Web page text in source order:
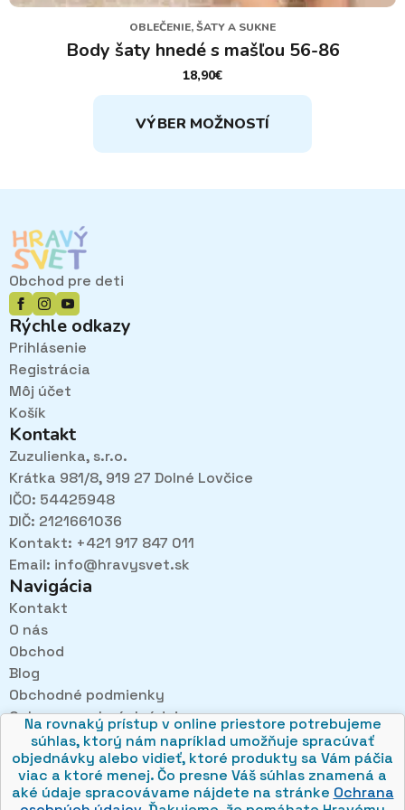
načúvame malým aj veľkým, aby sme zistili, čo sa Vám
v obchode páči najviac a mohli sa tak posúvať vpred.
Na rovnaký prístup v online priestore potrebujeme
súhlas, ktorý nám napríklad umožňuje spracúvať
objednávky alebo vidieť, ktoré produkty sa Vám páčia
viac a ktoré menej. Čo presne Váš súhlas znamená a
aké údaje spracovávame nájdete na stránke Ochrana
OBLEČENIE, ŠATY A SUKNE
Body šaty hnedé s mašľou 56-86
18,90€
VÝBER MOŽNOSTÍ
Tento
produkt
má
variantov.
vybrať
stránke
Obchod pre deti
Rýchle odkazy
Prihlásenie
Registrácia
Môj účet
Košík
Kontakt
Zuzulienka, s.r.o.
Krátka 981/8, 919 27 Dolné Lovčice
IČO: 54425948
DIČ: 2121661036
Kontakt: +421 917 847 011
Email: info@hravysvet.sk
Navigácia
Kontakt
O nás
Obchod
Blog
Obchodné podmienky
Ochrana osobných údajov